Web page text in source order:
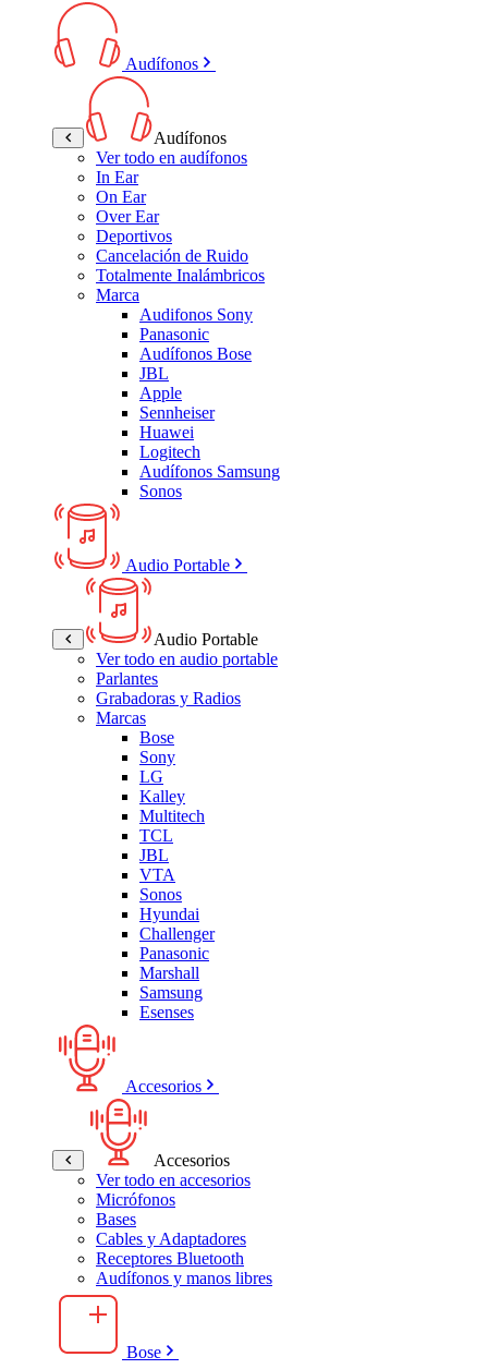
Audífonos
Audífonos
Ver todo en audífonos
In Ear
On Ear
Over Ear
Deportivos
Cancelación de Ruido
Totalmente Inalámbricos
Marca
Audifonos Sony
Panasonic
Audífonos Bose
JBL
Apple
Sennheiser
Huawei
Logitech
Audífonos Samsung
Sonos
Audio Portable
Audio Portable
Ver todo en audio portable
Parlantes
Grabadoras y Radios
Marcas
Bose
Sony
LG
Kalley
Multitech
TCL
JBL
VTA
Sonos
Hyundai
Challenger
Panasonic
Marshall
Samsung
Esenses
Accesorios
Accesorios
Ver todo en accesorios
Micrófonos
Bases
Cables y Adaptadores
Receptores Bluetooth
Audífonos y manos libres
Bose